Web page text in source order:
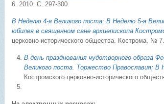
6. 2010. С. 297-300.
В Неделю 4-я Великого поста; В Неделю 5-я
юбилея в священном сане архиепископа
церковно-исторического общества. Кострома, №
В день празднования чудотворного образа
Великого поста. Торжество Православия; В
Костромского церковно-исторического